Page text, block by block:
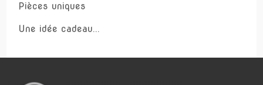
Pièces uniques
Une idée cadeau...